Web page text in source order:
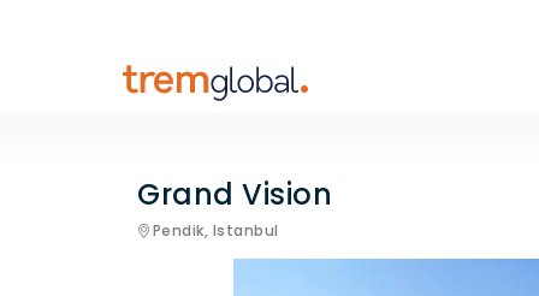
Grand Vision
Pendik, Istanbul